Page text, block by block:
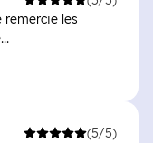
les
(5/5)